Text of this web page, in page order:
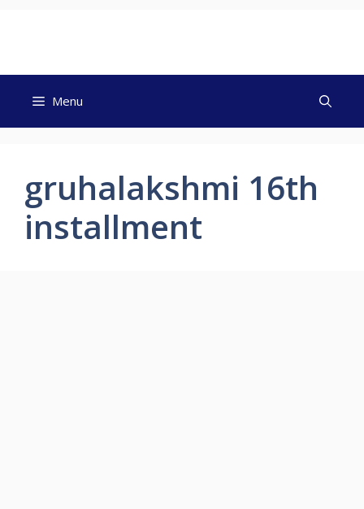
Menu
gruhalakshmi 16th
installment